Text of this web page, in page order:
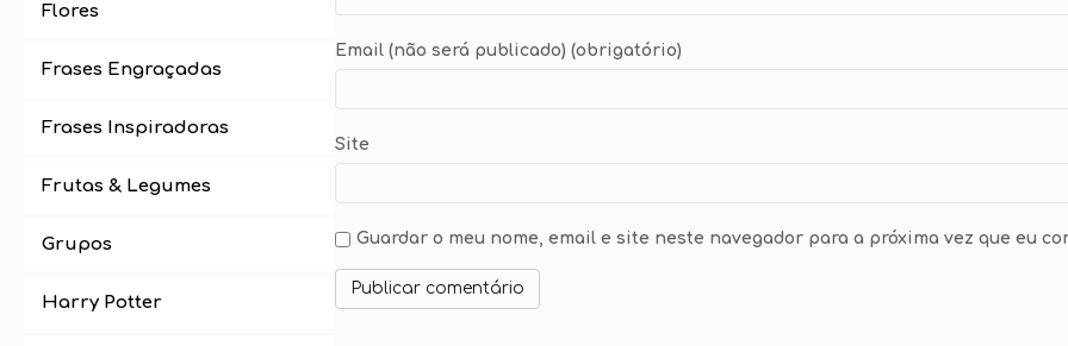
Flores
Frases Engraçadas
Frases Inspiradoras
Frutas & Legumes
Grupos
Harry Potter
Email (não será publicado) (obrigatório)
Site
Guardar o meu nome, email e site neste navegador para a próxima vez que eu